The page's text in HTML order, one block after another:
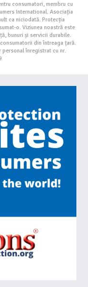
consumatori, membru cu
International. Asociația
ca niciodată. Protecția
o. Viziunea noastră este
bunuri și servicii durabile.
din întreaga țară.
înregistrat cu nr.